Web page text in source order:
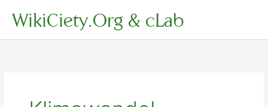
InhaltWikiCiety.Org & cLab